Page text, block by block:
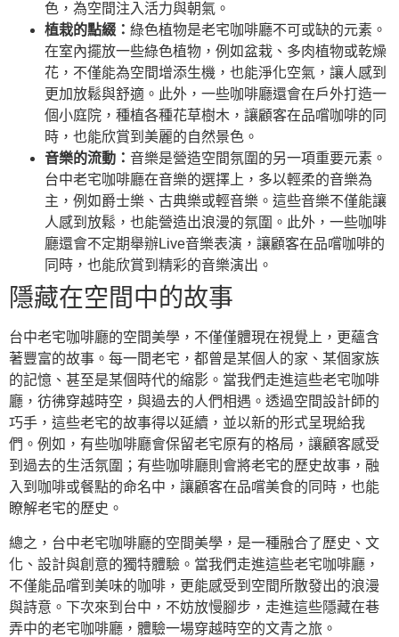
色，為空間注入活力與朝氣。
植栽的點綴： 綠色植物是老宅咖啡廳不可或缺的元素。
在室內擺放一些綠色植物，例如盆栽、多肉植物或乾燥
花，不僅能為空間增添生機，也能淨化空氣，讓人感到
更加放鬆與舒適。此外，一些咖啡廳還會在戶外打造一
個小庭院，種植各種花草樹木，讓顧客在品嚐咖啡的同
時，也能欣賞到美麗的自然景色。
音樂的流動： 音樂是營造空間氛圍的另一項重要元素。
台中老宅咖啡廳在音樂的選擇上，多以輕柔的音樂為
主，例如爵士樂、古典樂或輕音樂。這些音樂不僅能讓
人感到放鬆，也能營造出浪漫的氛圍。此外，一些咖啡
廳還會不定期舉辦Live音樂表演，讓顧客在品嚐咖啡的
同時，也能欣賞到精彩的音樂演出。
隱藏在空間中的故事
台中老宅咖啡廳的空間美學，不僅僅體現在視覺上，更蘊含
著豐富的故事。每一間老宅，都曾是某個人的家、某個家族
的記憶、甚至是某個時代的縮影。當我們走進這些老宅咖啡
廳，彷彿穿越時空，與過去的人們相遇。透過空間設計師的
巧手，這些老宅的故事得以延續，並以新的形式呈現給我
們。例如，有些咖啡廳會保留老宅原有的格局，讓顧客感受
到過去的生活氛圍；有些咖啡廳則會將老宅的歷史故事，融
入到咖啡或餐點的命名中，讓顧客在品嚐美食的同時，也能
瞭解老宅的歷史。
總之，台中老宅咖啡廳的空間美學，是一種融合了歷史、文
化、設計與創意的獨特體驗。當我們走進這些老宅咖啡廳，
不僅能品嚐到美味的咖啡，更能感受到空間所散發出的浪漫
與詩意。下次來到台中，不妨放慢腳步，走進這些隱藏在巷
弄中的老宅咖啡廳，體驗一場穿越時空的文青之旅。